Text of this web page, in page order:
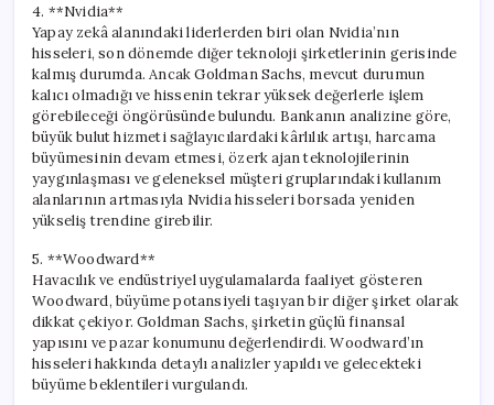
4. **Nvidia**
Yapay zekâ alanındaki liderlerden biri olan Nvidia’nın
hisseleri, son dönemde diğer teknoloji şirketlerinin gerisinde
kalmış durumda. Ancak Goldman Sachs, mevcut durumun
kalıcı olmadığı ve hissenin tekrar yüksek değerlerle işlem
görebileceği öngörüsünde bulundu. Bankanın analizine göre,
büyük bulut hizmeti sağlayıcılardaki kârlılık artışı, harcama
büyümesinin devam etmesi, özerk ajan teknolojilerinin
yaygınlaşması ve geleneksel müşteri gruplarındaki kullanım
alanlarının artmasıyla Nvidia hisseleri borsada yeniden
yükseliş trendine girebilir.
5. **Woodward**
Havacılık ve endüstriyel uygulamalarda faaliyet gösteren
Woodward, büyüme potansiyeli taşıyan bir diğer şirket olarak
dikkat çekiyor. Goldman Sachs, şirketin güçlü finansal
yapısını ve pazar konumunu değerlendirdi. Woodward’ın
hisseleri hakkında detaylı analizler yapıldı ve gelecekteki
büyüme beklentileri vurgulandı.